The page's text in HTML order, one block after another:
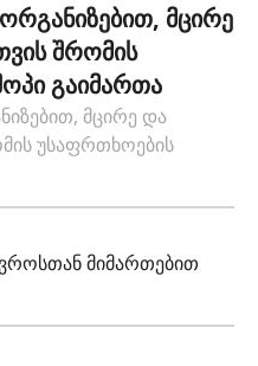
მცირე
შრომის
გაიმართა
მცირე და
უსაფრთხოების
მიმართებით